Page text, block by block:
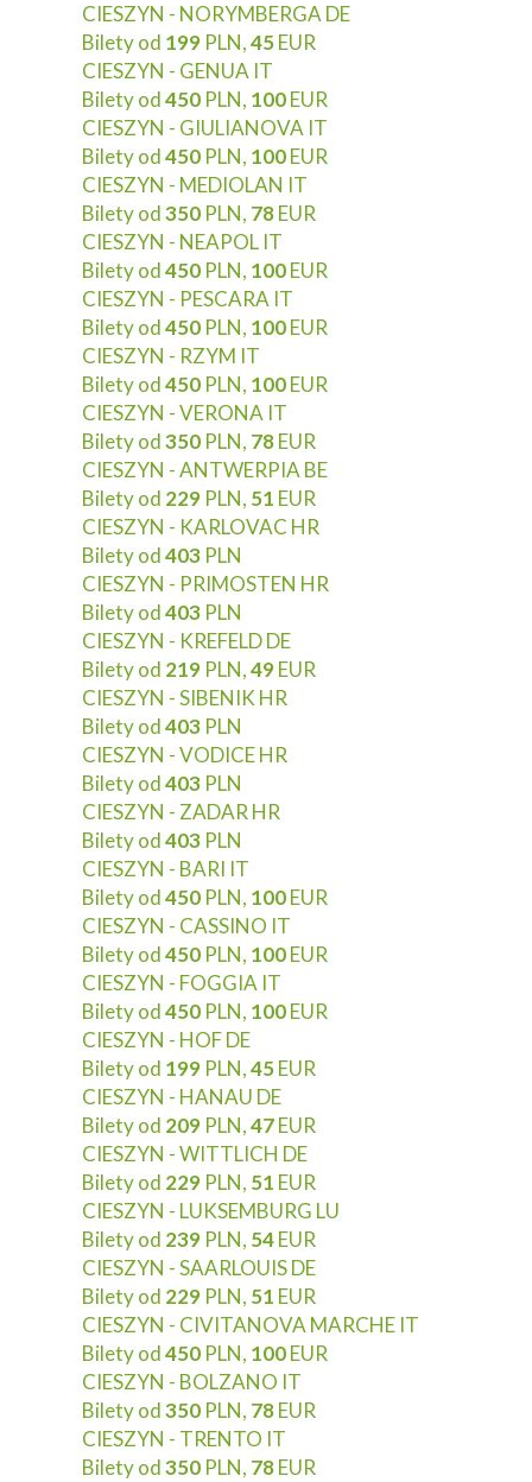
CIESZYN - NORYMBERGA DE
Bilety od 199 PLN,45EUR
CIESZYN - GENUA IT
Bilety od450 PLN, 100EUR
CIESZYN - GIULIANOVA IT
Bilety od450 PLN, 100EUR
CIESZYN - MEDIOLAN IT
Bilety od350 PLN, 78EUR
CIESZYN - NEAPOL IT
Bilety od450 PLN, 100EUR
CIESZYN - PESCARA IT
Bilety od450 PLN, 100EUR
CIESZYN - RZYM IT
Bilety od450 PLN, 100EUR
CIESZYN - VERONA IT
Bilety od350 PLN, 78EUR
CIESZYN - ANTWERPIA BE
Bilety od 229 PLN, 51 EUR
CIESZYN - KARLOVAC HR
Bilety od403 PLN
CIESZYN - PRIMOSTEN HR
Bilety od403 PLN
CIESZYN - KREFELD DE
Bilety od 219 PLN,49EUR
CIESZYN - SIBENIK HR
Bilety od403 PLN
CIESZYN - VODICE HR
Bilety od403 PLN
CIESZYN - ZADAR HR
Bilety od403 PLN
CIESZYN - BARI IT
Bilety od450 PLN, 100EUR
CIESZYN - CASSINO IT
Bilety od450 PLN, 100EUR
CIESZYN - FOGGIA IT
Bilety od450 PLN, 100EUR
CIESZYN - HOF DE
Bilety od 199 PLN,45EUR
CIESZYN - HANAU DE
Bilety od 209 PLN,47EUR
CIESZYN - WITTLICH DE
Bilety od 229 PLN, 51 EUR
CIESZYN - LUKSEMBURG LU
Bilety od 239 PLN, 54EUR
CIESZYN - SAARLOUIS DE
Bilety od 229 PLN, 51 EUR
CIESZYN - CIVITANOVA MARCHE IT
Bilety od450 PLN, 100EUR
CIESZYN - BOLZANO IT
Bilety od350 PLN, 78EUR
CIESZYN - TRENTO IT
Bilety od350 PLN, 78EUR